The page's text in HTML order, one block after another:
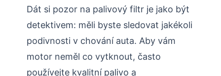
Dát si pozor na palivový filtr je jako být
detektivem: měli byste sledovat jakékoli
podivnosti v chování auta. Aby vám
motor neměl co vytknout, často
používejte kvalitní palivo a